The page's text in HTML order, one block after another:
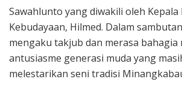
Sawahlunto yang diwakili oleh Kepala
Kebudayaan, Hilmed. Dalam
mengaku takjub dan merasa bahagia
antusiasme generasi muda yang
melestarikan seni tradisi